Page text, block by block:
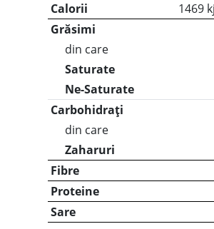
Calorii
1469
Grăsimi
din care
Saturate
Ne-Saturate
Carbohidrați
din care
Zaharuri
Fibre
Proteine
Sare